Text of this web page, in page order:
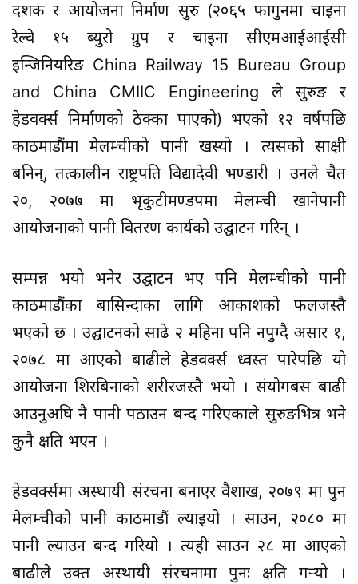
दशक र आयोजना निर्माण सुरु (२०६५ फागुनमा चाइना
रेल्वे १५ ब्युरो ग्रुप र चाइना सीएमआईआईसी
इन्जिनियरिङ China Railway 15 Bureau Group
and China CMIIC Engineering ले सुरुङ र
हेडवर्क्स निर्माणको ठेक्का पाएको) भएको १२ वर्षपछि
काठमाडौंमा मेलम्चीको पानी खस्यो । त्यसको साक्षी
बनिन्, तत्कालीन राष्ट्रपति विद्यादेवी भण्डारी । उनले चैत
२०, २०७७ मा भृकुटीमण्डपमा मेलम्ची खानेपानी
आयोजनाको पानी वितरण कार्यको उद्घाटन गरिन् ।
सम्पन्न भयो भनेर उद्घाटन भए पनि मेलम्चीको पानी
काठमाडौंका बासिन्दाका लागि आकाशको फलजस्तै
भएको छ । उद्घाटनको साढे २ महिना पनि नपुग्दै असार १,
२०७८ मा आएको बाढीले हेडवर्क्स ध्वस्त पारेपछि यो
आयोजना शिरबिनाको शरीरजस्तै भयो । संयोगबस बाढी
आउनुअघि नै पानी पठाउन बन्द गरिएकाले सुरुङभित्र भने
कुनै क्षति भएन ।
हेडवर्क्समा अस्थायी संरचना बनाएर वैशाख, २०७९ मा पुन
मेलम्चीको पानी काठमाडौं ल्याइयो । साउन, २०८० मा
पानी ल्याउन बन्द गरियो । त्यही साउन २८ मा आएको
बाढीले उक्त अस्थायी संरचनामा पुनः क्षति गर्‍यो ।